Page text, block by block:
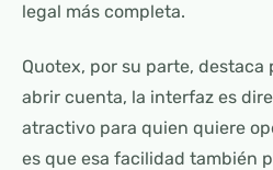
legal más completa.
Quotex, por su parte, destaca
abrir cuenta, la interfaz es
atractivo para quien quiere
es que esa facilidad también